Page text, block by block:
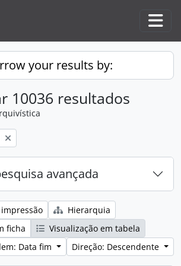
your results by:
10036 resultados
avançada
Hierarquia
ficha
Visualização em tabela
Data fim
Direção: Descendente